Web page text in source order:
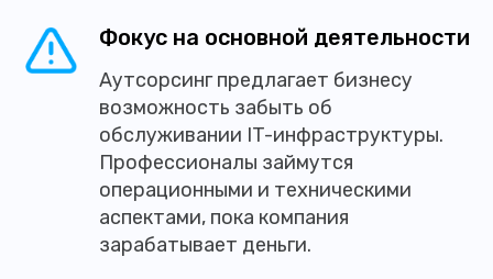
Фокус на основной деятельности
Аутсорсинг предлагает бизнесу
возможность забыть об
обслуживании IT-инфраструктуры.
Профессионалы займутся
операционными и техническими
аспектами, пока компания
зарабатывает деньги.